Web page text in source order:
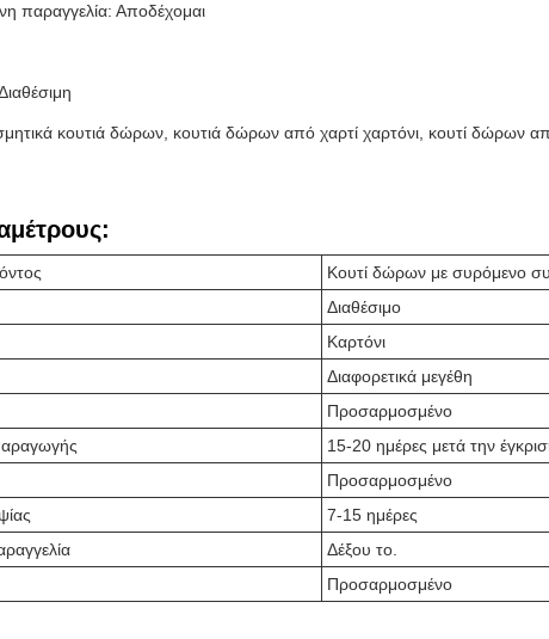
παραγγελία: Αποδέχομαι
κουτιά δώρων, κουτιά δώρων από χαρτί χαρτόνι, κουτί δώρων
Κουτί δώρων με συρόμενο
Διαθέσιμο
Καρτόνι
Διαφορετικά μεγέθη
Προσαρμοσμένο
15-20 ημέρες μετά την
Προσαρμοσμένο
7-15 ημέρες
Δέξου το.
Προσαρμοσμένο